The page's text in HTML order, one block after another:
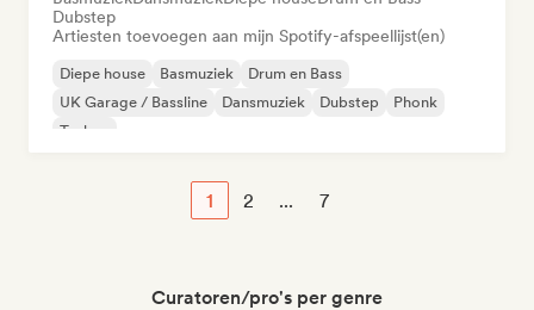
Dubstep
Artiesten toevoegen aan mijn Spotify-afspeellijst(en)
Diepe house Basmuziek
Drum en Bass
UK Garage / Bassline
Dansmuziek Dubstep
Phonk
Techno
1 2 ... 7
Curatoren/pro's per genre